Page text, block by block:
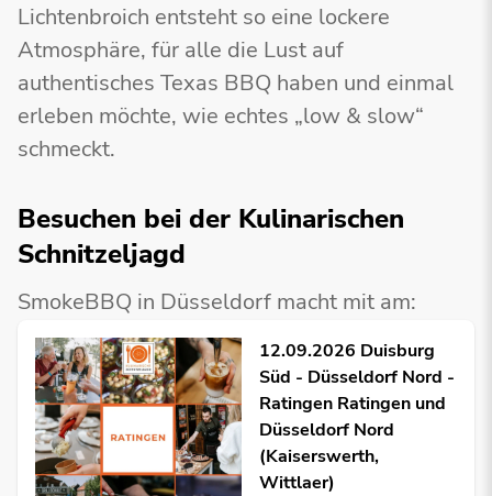
Lichtenbroich entsteht so eine lockere
Atmosphäre, für alle die Lust auf
authentisches Texas BBQ haben und einmal
erleben möchte, wie echtes „low & slow“
schmeckt.
Besuchen bei der Kulinarischen
Schnitzeljagd
SmokeBBQ in Düsseldorf macht mit am:
12.09.2026 Duisburg
Süd - Düsseldorf Nord -
Ratingen Ratingen und
Düsseldorf Nord
(Kaiserswerth,
Wittlaer)